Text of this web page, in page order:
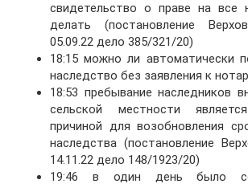
свидетельство о праве на все
делать (постановление
05.09.22 дело 385/321/20)
18:15 можно ли автоматически
наследство без заявления к
18:53 пребывание наследников
сельской местности
причиной для возобновления
наследства (постановление
14.11.22 дело 148/1923/20)
19:46 в один день было